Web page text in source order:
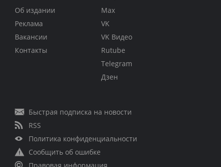
Об издании
Реклама
Вакансии
Контакты
Max
VK
VK Видео
Rutube
Telegram
Дзен
Быстрая подписка на новости
RSS
Политика конфиденциальности
Сообщить об ошибке